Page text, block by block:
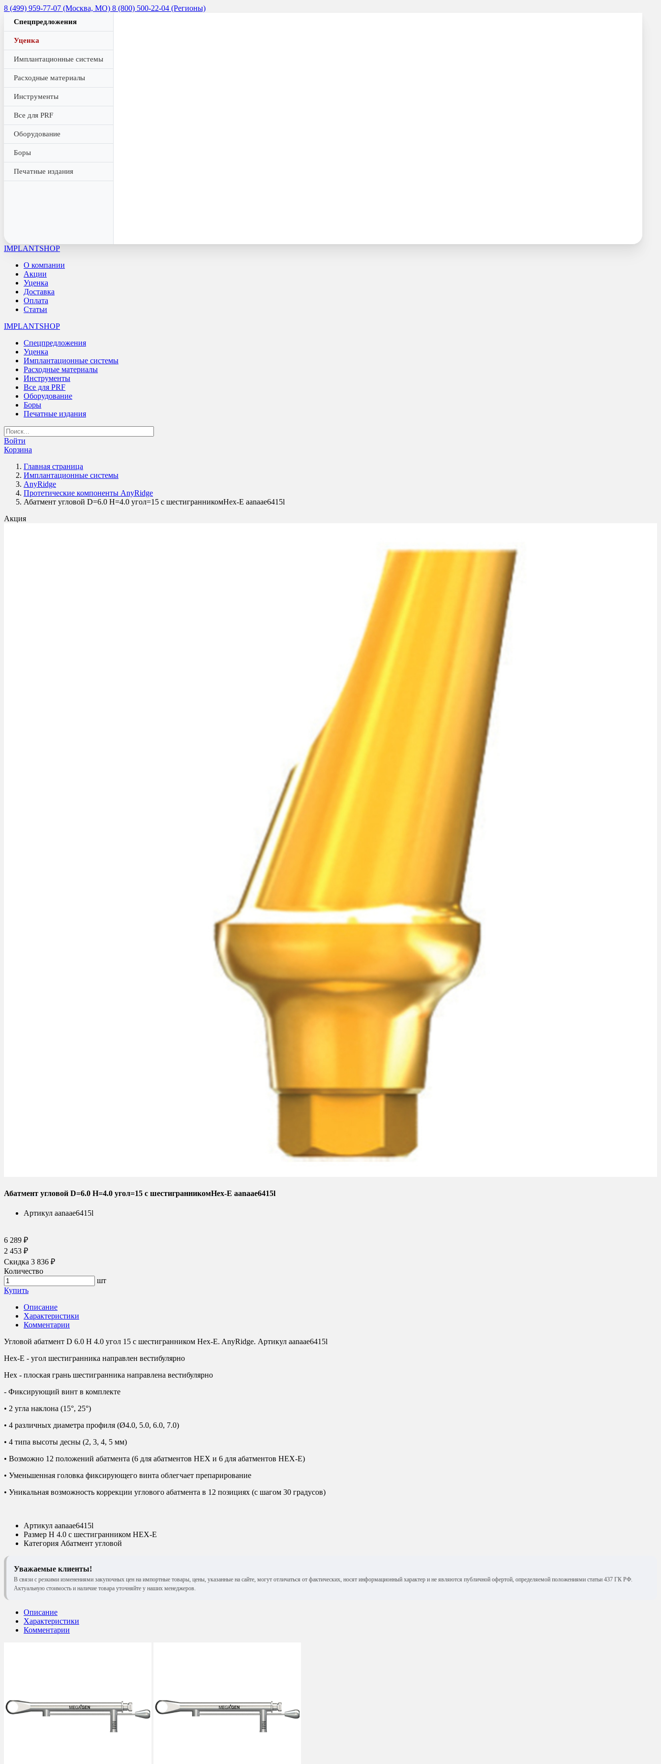
8 (499) 959-77-07 (Москва, МО) 8 (800) 500-22-04 (Регионы)
Спецпредложения
Уценка
Имплантационные системы
Расходные материалы
Инструменты
Все для PRF
Оборудование
Боры
Печатные издания
IMPLANTSHOP
О компании
Акции
Уценка
Доставка
Оплата
Статьи
IMPLANTSHOP
Спецпредложения
Уценка
Имплантационные системы
Расходные материалы
Инструменты
Все для PRF
Оборудование
Боры
Печатные издания
Войти
Корзина
Главная страница
Имплантационные системы
AnyRidge
Протетические компоненты AnyRidge
Абатмент угловой D=6.0 H=4.0 угол=15 с шестигранникомHex-E aanaae6415l
Акция
Абатмент угловой D=6.0 H=4.0 угол=15 с шестигранникомHex-E aanaae6415l
Артикул aanaae6415l
6 289 ₽
2 453 ₽
Скидка 3 836 ₽
Количество
шт
Купить
Описание
Характеристики
Комментарии
Угловой абатмент D 6.0 H 4.0 угол 15 с шестигранником Hex-E. AnyRidge. Артикул aanaae6415l
Hex-E - угол шестигранника направлен вестибулярно
Hex - плоская грань шестигранника направлена вестибулярно
- Фиксирующий винт в комплекте
• 2 угла наклона (15°, 25°)
• 4 различных диаметра профиля (Ø4.0, 5.0, 6.0, 7.0)
• 4 типа высоты десны (2, 3, 4, 5 мм)
• Возможно 12 положений абатмента (6 для абатментов HEX и 6 для абатментов HEX-E)
• Уменьшенная головка фиксирующего винта облегчает препарирование
• Уникальная возможность коррекции углового абатмента в 12 позициях (с шагом 30 градусов)
Артикул aanaae6415l
Размер H 4.0 с шестигранником HEX-E
Категория Абатмент угловой
Уважаемые клиенты!
В связи с резкими изменениями закупочных цен на импортные товары, цены, указанные на сайте, могут отличаться от фактических, носят информационный характер и не являются публичной офертой, определяемой положениями статьи 437 ГК РФ.
Актуальную стоимость и наличие товара уточняйте у наших менеджеров.
Описание
Характеристики
Комментарии